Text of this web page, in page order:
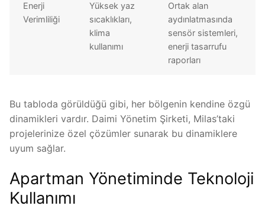
Enerji
Verimliliği
Yüksek yaz
sıcaklıkları,
klima
kullanımı
Ortak alan
aydınlatmasında
sensör sistemleri,
enerji tasarrufu
raporları
Bu tabloda görüldüğü gibi, her bölgenin kendine özgü
dinamikleri vardır. Daimi Yönetim Şirketi, Milas’taki
projelerinize özel çözümler sunarak bu dinamiklere
uyum sağlar.
Apartman Yönetiminde Teknoloji
Kullanımı